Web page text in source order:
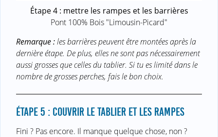
Étape 4 : mettre les rampes et les barrières
Pont 100% Bois "Limousin-Picard"
Remarque :les barrières peuvent être montées après la
dernière étape. De plus, elles ne sont pas nécessairement
aussi grosses que celles du tablier. Si tu es limité dans le
nombre de grosses perches, fais le bon choix.
ÉTAPE 5 : COUVRIR LE TABLIER ET LES RAMPES
Fini ? Pas encore. Il manque quelque chose, non ?